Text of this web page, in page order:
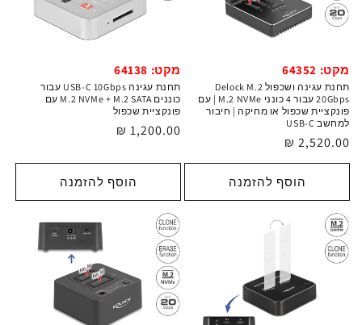
מקט: 64352
תחנת עגינה ושכפול Delock M.2
20Gbps עבור 4 כונני M.2 NVMe | עם
פונקציית שכפול או מחיקה | חיבור
למחשב USB-C
מחיר
רגיל
2,520.00 ₪
הוסף להזמנה
מקט: 64138
תחנת עגינה USB-C 10Gbps עבור
כוננים M.2 NVMe + M.2 SATA עם
פונקציית שכפול
מחיר
1,200.00 ₪
הוסף להזמנה